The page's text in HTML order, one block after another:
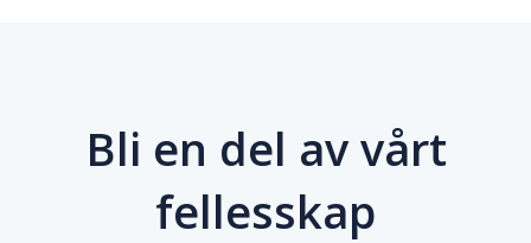
Bli en del av vårt
fellesskap